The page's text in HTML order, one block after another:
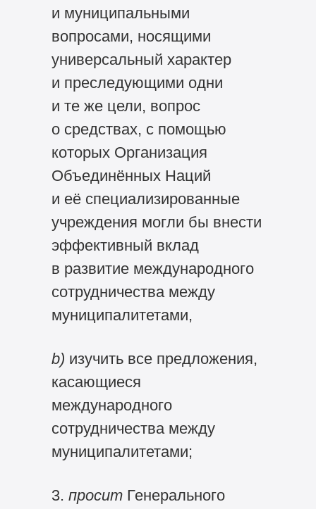
и муниципальными
вопросами, носящими
универсальный характер
и преследующими одни
и те же цели, вопрос
о средствах, с помощью
которых Организация
Объединённых Наций
и её специализированные
учреждения могли бы внести
эффективный вклад
в развитие международного
сотрудничества между
муниципалитетами,
b) изучить все предложения,
касающиеся
международного
сотрудничества между
муниципалитетами;
3. проситГенерального